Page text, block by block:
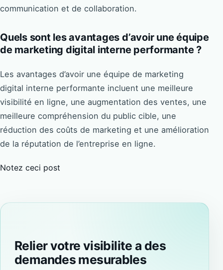
communication et de collaboration.
Quels sont les avantages d’avoir une équipe
de marketing digital interne performante ?
Les avantages d’avoir une équipe de marketing
digital interne performante incluent une meilleure
visibilité en ligne, une augmentation des ventes, une
meilleure compréhension du public cible, une
réduction des coûts de marketing et une amélioration
de la réputation de l’entreprise en ligne.
Notez ceci post
Relier votre visibilite a des
demandes mesurables